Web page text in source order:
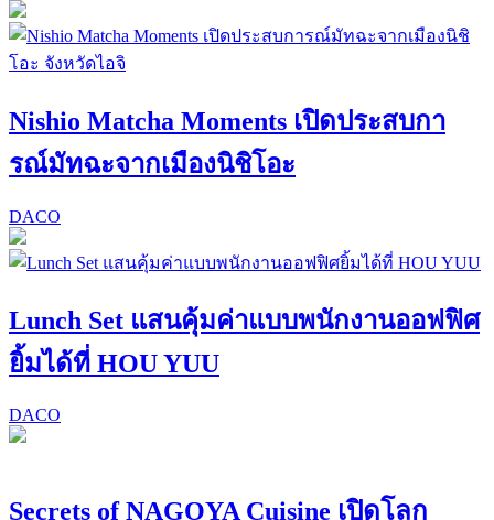
Nishio Matcha Moments เปิดประสบกา
รณ์มัทฉะจากเมืองนิชิโอะ
DACO
Lunch Set แสนคุ้มค่าแบบพนักงานออฟฟิศ
ยิ้มได้ที่ HOU YUU
DACO
Secrets of NAGOYA Cuisine เปิดโลก